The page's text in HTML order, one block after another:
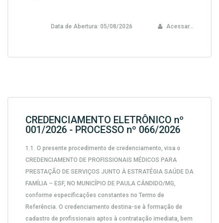
Data de Abertura: 05/08/2026 Acessar...
CREDENCIAMENTO ELETRÔNICO nº
001/2026 - PROCESSO nº 066/2026
1.1. O presente procedimento de credenciamento, visa o
CREDENCIAMENTO DE PROFISSIONAIS MÉDICOS PARA
PRESTAÇÃO DE SERVIÇOS JUNTO À ESTRATÉGIA SAÚDE DA
FAMÍLIA – ESF, NO MUNICÍPIO DE PAULA CÂNDIDO/MG,
conforme especificações constantes no Termo de
Referência. O credenciamento destina-se à formação de
cadastro de profissionais aptos à contratação imediata, bem